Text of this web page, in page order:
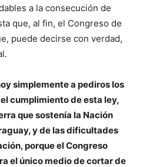
a la consecución de
que, al fin, el Congreso de
puede decirse con verdad,
simplemente a pediros los
cumplimiento de esta ley,
que sostenía la Nación
y de las dificultades
porque el Congreso
el único medio de cortar de